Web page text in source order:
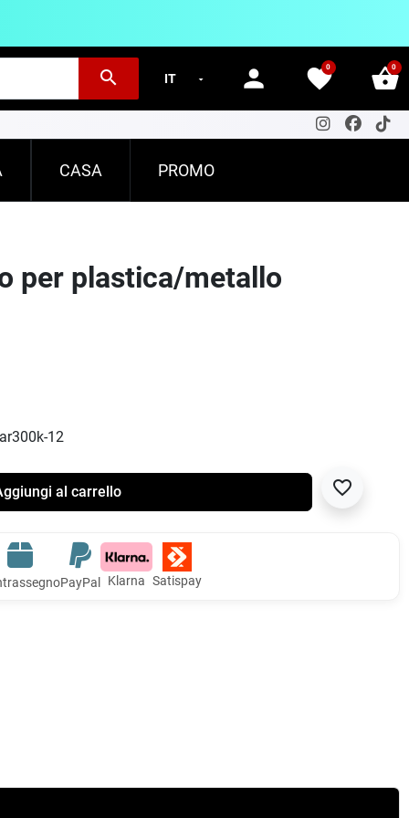
search person favorite
0 shopping_basket
0
CASA PROMO
per plastica/metallo
12
al carrello favorite_border
PayPal Klarna Satispay